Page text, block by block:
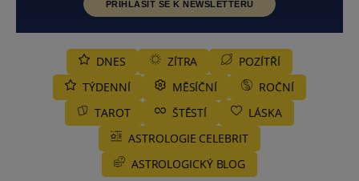
PŘIHLÁSIT SE K NEWSLETTERU
DNES ZÍTRA
POZÍTŘÍ
TÝDENNÍ
MĚSÍČNÍ
ROČNÍ
TAROT
ŠTĚSTÍ
LÁSKA
ASTROLOGIE CELEBRIT
ASTROLOGICKÝ BLOG